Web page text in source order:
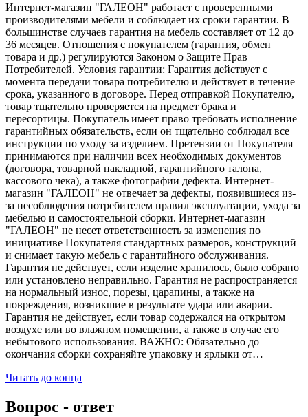
Интернет-магазин "ГАЛЕОН" работает с проверенными
производителями мебели и соблюдает их сроки гарантии. В
большинстве случаев гарантия на мебель составляет от 12 до
36 месяцев. Отношения с покупателем (гарантия, обмен
товара и др.) регулируются Законом о Защите Прав
Потребителей. Условия гарантии: Гарантия действует с
момента передачи товара потребителю и действует в течение
срока, указанного в договоре. Перед отправкой Покупателю,
товар тщательно проверяется на предмет брака и
пересортицы. Покупатель имеет право требовать исполнение
гарантийных обязательств, если он тщательно соблюдал все
инструкции по уходу за изделием. Претензии от Покупателя
принимаются при наличии всех необходимых документов
(договора, товарной накладной, гарантийного талона,
кассового чека), а также фотографии дефекта. Интернет-
магазин "ГАЛЕОН" не отвечает за дефекты, появившиеся из-
за несоблюдения потребителем правил эксплуатации, ухода за
мебелью и самостоятельной сборки. Интернет-магазин
"ГАЛЕОН" не несет ответственность за изменения по
инициативе Покупателя стандартных размеров, конструкций
и снимает такую мебель с гарантийного обслуживания.
Гарантия не действует, если изделие хранилось, было собрано
или установлено неправильно. Гарантия не распространяется
на нормальный износ, порезы, царапины, а также на
повреждения, возникшие в результате удара или аварии.
Гарантия не действует, если товар содержался на открытом
воздухе или во влажном помещении, а также в случае его
небытового использования. ВАЖНО: Обязательно до
окончания сборки сохраняйте упаковку и ярлыки от…
Читать до конца
Вопрос - ответ